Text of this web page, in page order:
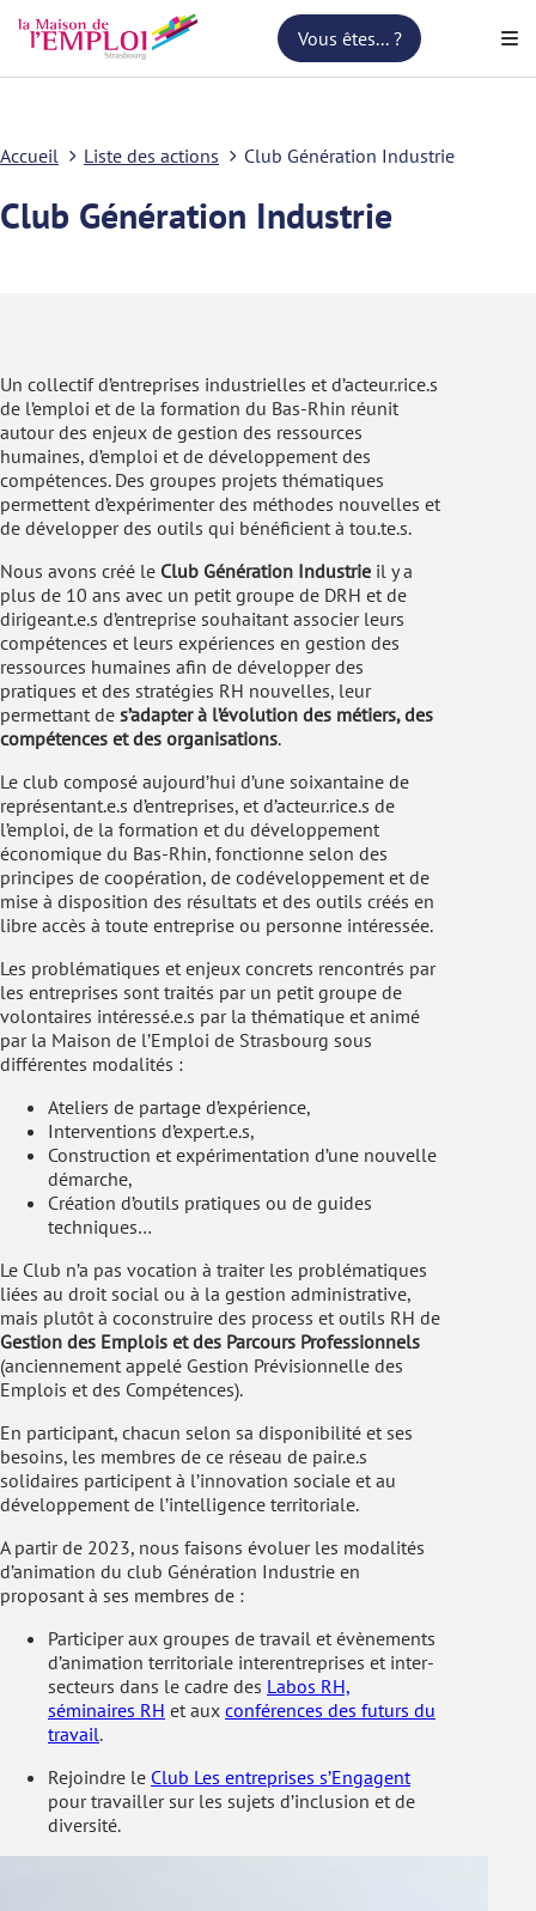
Vous êtes... ?
Accueil Liste des actions Club Génération Industrie
Club Génération Industrie
Un collectif d’entreprises industrielles et d’acteur.rice.s
de l’emploi et de la formation du Bas-Rhin réunit
autour des enjeux de gestion des ressources
humaines, d’emploi et de développement des
compétences. Des groupes projets thématiques
permettent d’expérimenter des méthodes nouvelles et
de développer des outils qui bénéficient à tou.te.s.
Nous avons créé le Club Génération Industrie il y a
plus de 10 ans avec un petit groupe de DRH et de
dirigeant.e.s d’entreprise souhaitant associer leurs
compétences et leurs expériences en gestion des
ressources humaines afin de développer des
pratiques et des stratégies RH nouvelles, leur
permettant de s’adapter à l’évolution des métiers, des
compétences et des organisations.
Le club composé aujourd’hui d’une soixantaine de
représentant.e.s d’entreprises, et d’acteur.rice.s de
l’emploi, de la formation et du développement
économique du Bas-Rhin, fonctionne selon des
principes de coopération, de codéveloppement et de
mise à disposition des résultats et des outils créés en
libre accès à toute entreprise ou personne intéressée.
Les problématiques et enjeux concrets rencontrés par
les entreprises sont traités par un petit groupe de
volontaires intéressé.e.s par la thématique et animé
par la Maison de l’Emploi de Strasbourg sous
différentes modalités :
Ateliers de partage d’expérience,
Interventions d’expert.e.s,
Construction et expérimentation d’une nouvelle
démarche,
Création d’outils pratiques ou de guides
techniques…
Le Club n’a pas vocation à traiter les problématiques
liées au droit social ou à la gestion administrative,
mais plutôt à coconstruire des process et outils RH de
Gestion des Emplois et des Parcours Professionnels
(anciennement appelé Gestion Prévisionnelle des
Emplois et des Compétences).
En participant, chacun selon sa disponibilité et ses
besoins, les membres de ce réseau de pair.e.s
solidaires participent à l’innovation sociale et au
développement de l’intelligence territoriale.
A partir de 2023, nous faisons évoluer les modalités
d’animation du club Génération Industrie en
proposant à ses membres de :
Participer aux groupes de travail et évènements
d’animation territoriale interentreprises et inter-
secteurs dans le cadre des Labos RH,
séminaires RH et aux conférences des futurs du
travail.
Rejoindre le Club Les entreprises s’Engagent
pour travailler sur les sujets d’inclusion et de
diversité.